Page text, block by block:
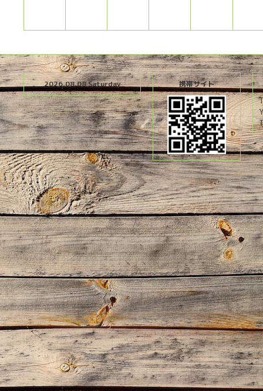
2026.08.08 Saturday 携帯サイト